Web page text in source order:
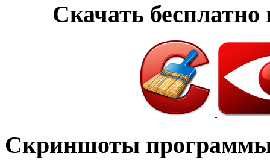
Cкачать
Скриншоты